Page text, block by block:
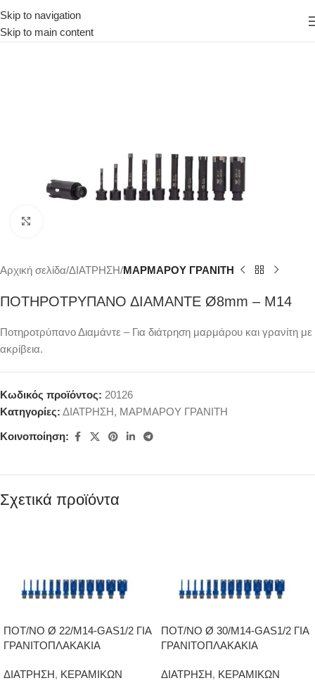
Skip to navigation
Skip to main content
Αρχική σελίδα ΔΙΑΤΡΗΣΗ ΜΑΡΜΑΡΟΥ ΓΡΑΝΙΤΗ
ΠΟΤΗΡΟΤΡΥΠΑΝΟ ΔΙΑΜΑΝΤΕ Ø8mm – Μ14
Ποτηροτρύπανο Διαμάντε – Για διάτρηση μαρμάρου και γρανίτη με
ακρίβεια.
Κωδικός προϊόντος: 20126
Κατηγορίες: ΔΙΑΤΡΗΣΗ, ΜΑΡΜΑΡΟΥ ΓΡΑΝΙΤΗ
Κοινοποίηση:
Σχετικά προϊόντα
ΠΟΤ/ΝΟ Ø 22/Μ14-GAS1/2 ΓΙΑ
ΓΡΑΝΙΤΟΠΛΑΚΑΚΙΑ
ΔΙΑΤΡΗΣΗ, ΚΕΡΑΜΙΚΩΝ
ΠΟΤ/ΝΟ Ø 30/Μ14-GAS1/2 ΓΙΑ
ΓΡΑΝΙΤΟΠΛΑΚΑΚΙΑ
ΔΙΑΤΡΗΣΗ, ΚΕΡΑΜΙΚΩΝ